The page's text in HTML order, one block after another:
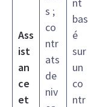
Ass
ist
an
ce
et
s ;
co
ntr
ats
de
niv
nt
bas
é
sur
un
co
ntr